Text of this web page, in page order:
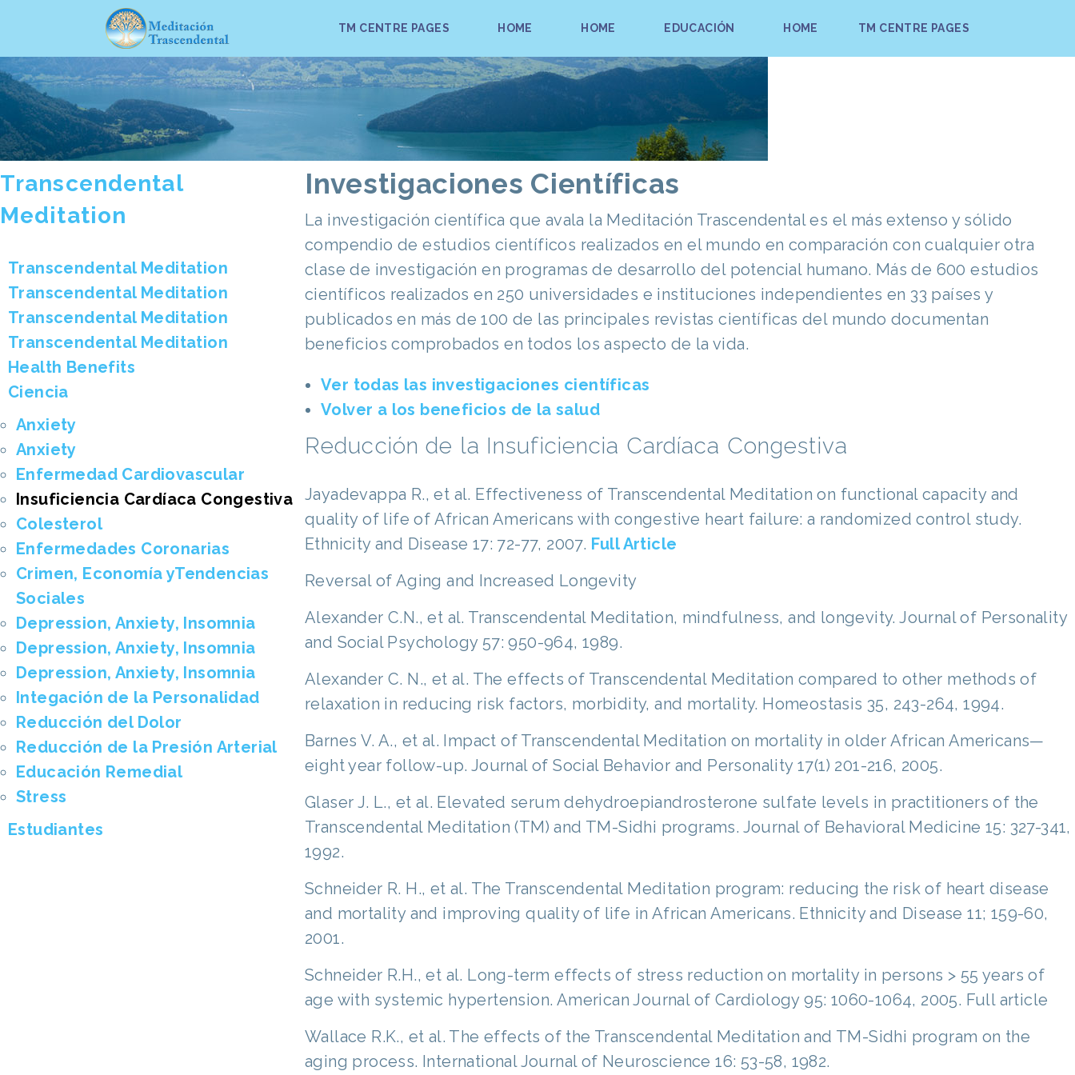
TM CENTRE PAGES HOME HOME EDUCACIÓN HOME TM CENTRE PAGES
Transcendental
Meditation
Transcendental Meditation
Transcendental Meditation
Transcendental Meditation
Transcendental Meditation
Health Benefits
Ciencia
Anxiety
Anxiety
Enfermedad Cardiovascular
Insuficiencia Cardíaca Congestiva
Colesterol
Enfermedades Coronarias
Crimen, Economía yTendencias
Sociales
Depression, Anxiety, Insomnia
Depression, Anxiety, Insomnia
Depression, Anxiety, Insomnia
Integación de la Personalidad
Reducción del Dolor
Reducción de la Presión Arterial
Educación Remedial
Stress
Estudiantes
Investigaciones Científicas
La investigación científica que avala la Meditación Trascendental es el más extenso y sólido
compendio de estudios científicos realizados en el mundo en comparación con cualquier otra
clase de investigación en programas de desarrollo del potencial humano. Más de 600 estudios
científicos realizados en 250 universidades e instituciones independientes en 33 países y
publicados en más de 100 de las principales revistas científicas del mundo documentan
beneficios comprobados en todos los aspecto de la vida.
Ver todas las investigaciones científicas
Volver a los beneficios de la salud
Reducción de la Insuficiencia Cardíaca Congestiva
Jayadevappa R., et al. Effectiveness of Transcendental Meditation on functional capacity and
quality of life of African Americans with congestive heart failure: a randomized control study.
Ethnicity and Disease 17: 72-77, 2007. Full Article
Reversal of Aging and Increased Longevity
Alexander C.N., et al. Transcendental Meditation, mindfulness, and longevity. Journal of Personality
and Social Psychology 57: 950-964, 1989.
Alexander C. N., et al. The effects of Transcendental Meditation compared to other methods of
relaxation in reducing risk factors, morbidity, and mortality. Homeostasis 35, 243-264, 1994.
Barnes V. A., et al. Impact of Transcendental Meditation on mortality in older African Americans—
eight year follow-up. Journal of Social Behavior and Personality 17(1) 201-216, 2005.
Glaser J. L., et al. Elevated serum dehydroepiandrosterone sulfate levels in practitioners of the
Transcendental Meditation (TM) and TM-Sidhi programs. Journal of Behavioral Medicine 15: 327-341,
1992.
Schneider R. H., et al. The Transcendental Meditation program: reducing the risk of heart disease
and mortality and improving quality of life in African Americans. Ethnicity and Disease 11; 159-60,
2001.
Schneider R.H., et al. Long-term effects of stress reduction on mortality in persons > 55 years of
age with systemic hypertension. American Journal of Cardiology 95: 1060-1064, 2005. Full article
Wallace R.K., et al. The effects of the Transcendental Meditation and TM-Sidhi program on the
aging process. International Journal of Neuroscience 16: 53-58, 1982.